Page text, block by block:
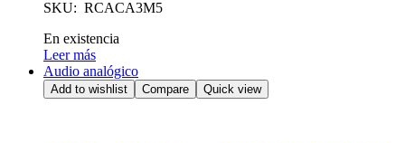
SKU: RCACA3M5
Availability:
En existencia
Leer más
Audio analógico
Add to wishlist Compare Quick view